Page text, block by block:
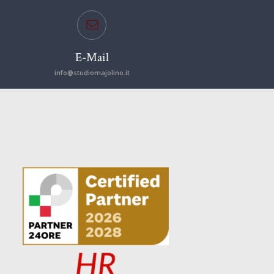
E-Mail
info@studiomajolino.it